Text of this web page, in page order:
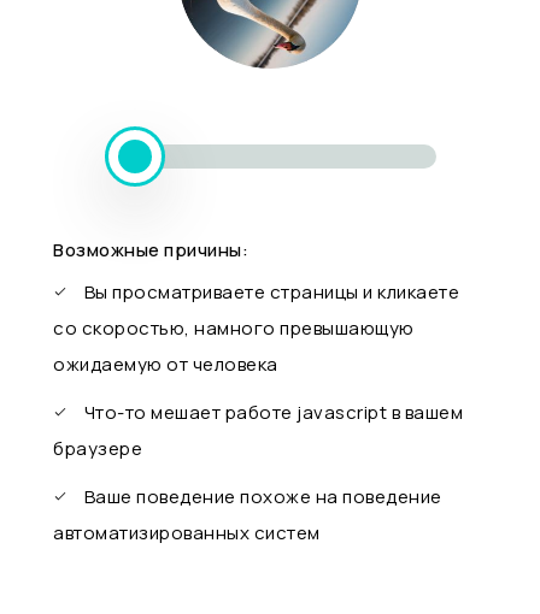
Возможные причины:
Вы просматриваете страницы и кликаете
со скоростью, намного превышающую
ожидаемую от человека
Что-то мешает работе javascript в вашем
браузере
Ваше поведение похоже на поведение
автоматизированных систем